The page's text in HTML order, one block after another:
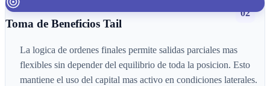
02
Toma de Beneficios Tail
La logica de ordenes finales permite salidas parciales mas
flexibles sin depender del equilibrio de toda la posicion. Esto
mantiene el uso del capital mas activo en condiciones laterales.